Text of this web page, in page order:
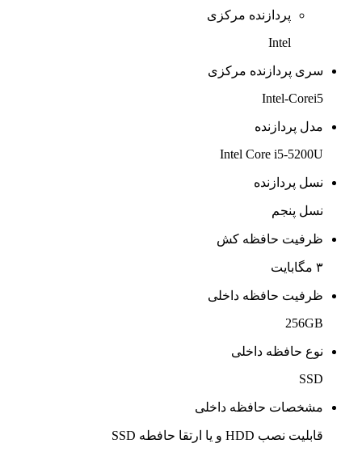
پردازنده مرکزی
Intel
سری پردازنده مرکزی
Intel-Corei5
مدل پردازنده
Intel Core i5-5200U
نسل پردازنده
نسل پنجم
ظرفیت حافظه کش
۳ مگابایت
ظرفیت حافظه داخلی
256GB
نوع حافظه داخلی
SSD
مشخصات حافظه داخلی
قابلیت نصب HDD و یا ارتقا حافطه SSD